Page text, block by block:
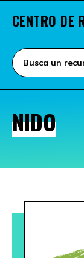
CENTRO DE
NIDO